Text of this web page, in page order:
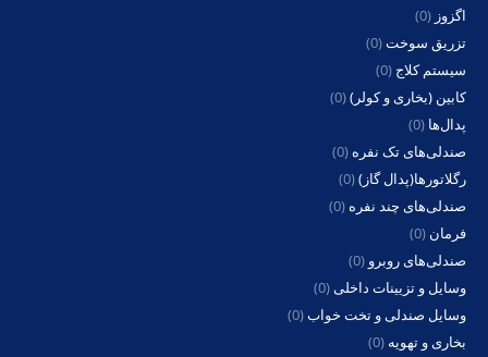
اگزوز (0)
تزریق سوخت(0)
سیستم کلاج (0)
کابین (بخاری و کولر)(0)
پدال‌ها (0)
صندلی‌های تک نفره (0)
رگلاتورها(پدال گاز)(0)
صندلی‌های چند نفره (0)
فرمان (0)
صندلی‌های روبرو (0)
وسایل و تزیینات داخلی(0)
وسایل صندلی و تخت خواب(0)
بخاری و تهویه (0)